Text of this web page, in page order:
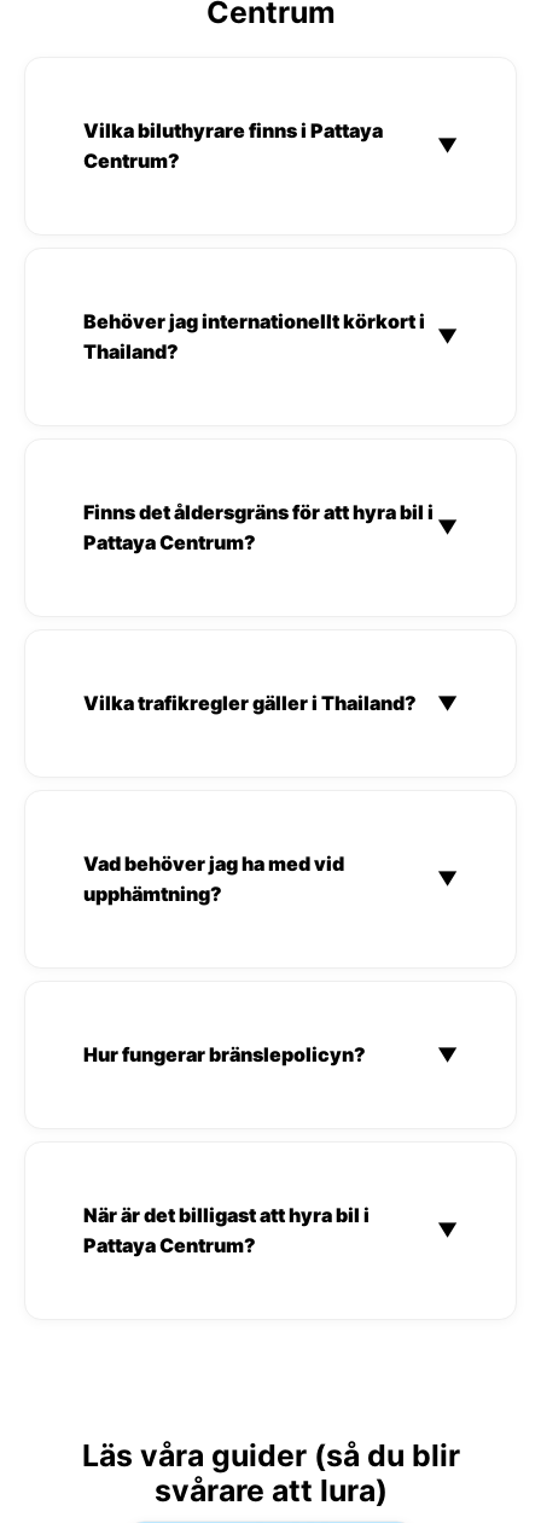
Centrum
Vilka biluthyrare finns i Pattaya
Centrum?
▼
Behöver jag internationellt körkort i
Thailand?
▼
Finns det åldersgräns för att hyra bil i
Pattaya Centrum?
▼
Vilka trafikregler gäller i Thailand? ▼
Vad behöver jag ha med vid
upphämtning?
▼
Hur fungerar bränslepolicyn? ▼
När är det billigast att hyra bil i
Pattaya Centrum?
▼
Läs våra guider (så du blir
svårare att lura)